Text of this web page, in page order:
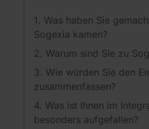
1. Was haben Sie
Sogexia kamen?
2. Warum sind Sie zu
3. Wie würden Sie den
zusammenfassen?
4. Was ist Ihnen im
besonders aufgefallen?